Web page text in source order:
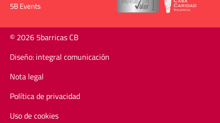
5B Events
© 2026 5barricas CB
Diseño: integral comunicación
Nota legal
Política de privacidad
Uso de cookies